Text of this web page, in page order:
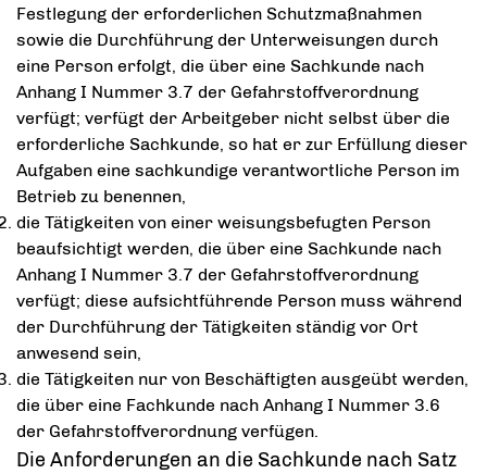
Festlegung der erforderlichen Schutzmaßnahmen
sowie die Durchführung der Unterweisungen durch
eine Person erfolgt, die über eine Sachkunde nach
Anhang I Nummer 3.7 der Gefahrstoffverordnung
verfügt; verfügt der Arbeitgeber nicht selbst über die
erforderliche Sachkunde, so hat er zur Erfüllung dieser
Aufgaben eine sachkundige verantwortliche Person im
Betrieb zu benennen,
die Tätigkeiten von einer weisungsbefugten Person
beaufsichtigt werden, die über eine Sachkunde nach
Anhang I Nummer 3.7 der Gefahrstoffverordnung
verfügt; diese aufsichtführende Person muss während
der Durchführung der Tätigkeiten ständig vor Ort
anwesend sein,
die Tätigkeiten nur von Beschäftigten ausgeübt werden,
die über eine Fachkunde nach Anhang I Nummer 3.6
der Gefahrstoffverordnung verfügen.
Die Anforderungen an die Sachkunde nach Satz